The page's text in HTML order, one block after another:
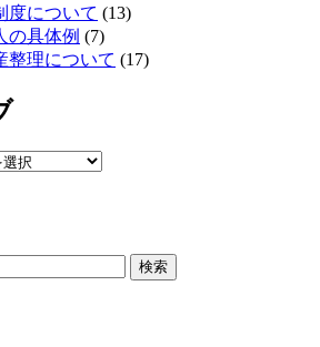
度について (13)
の具体例 (7)
整理について (17)